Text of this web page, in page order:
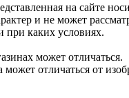
на сайте
и не может
при каких условиях.
может отличаться.
отличаться от